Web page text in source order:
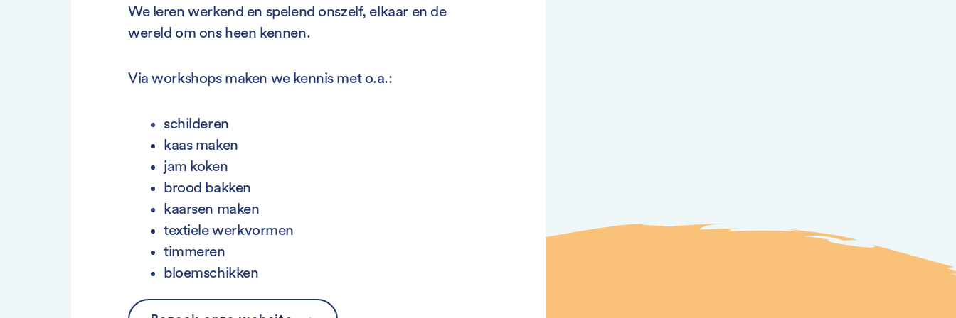
We leren werkend en spelend onszelf, elkaar en de
wereld om ons heen kennen.
Via workshops maken we kennis met o.a.:
schilderen
kaas maken
jam koken
brood bakken
kaarsen maken
textiele werkvormen
timmeren
bloemschikken